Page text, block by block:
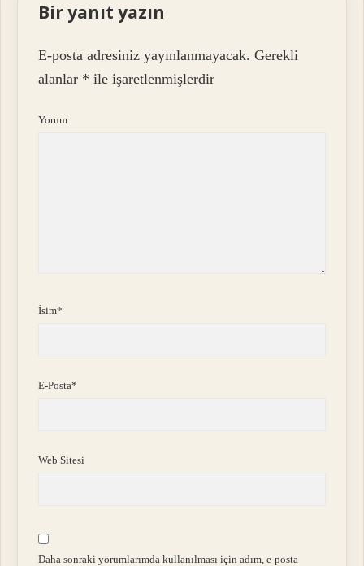
Bir yanıt yazın
E-posta adresiniz yayınlanmayacak. Gerekli
alanlar * ile işaretlenmişlerdir
Yorum
İsim*
E-Posta*
Web Sitesi
Daha sonraki yorumlarımda kullanılması için adım, e-posta